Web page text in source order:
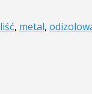
liść, metal,